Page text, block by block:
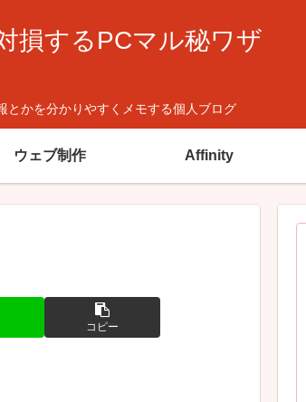
損するPCマル秘ワザ
とかを分かりやすくメモする個人ブログ
ウェブ制作 Affinity
コピー